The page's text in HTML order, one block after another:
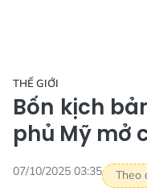
THẾ GIỚI
Bốn kịch
phủ Mỹ mở
07/10/2025 03:35 Theo